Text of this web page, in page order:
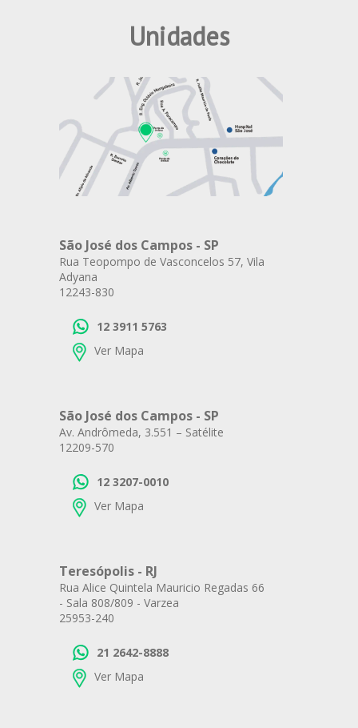
Unidades
São José dos Campos - SP
Rua Teopompo de Vasconcelos 57, Vila
Adyana
12243-830
12 3911 5763
Ver Mapa
São José dos Campos - SP
Av. Andrômeda, 3.551 – Satélite
12209-570
12 3207-0010
Ver Mapa
Teresópolis - RJ
Rua Alice Quintela Mauricio Regadas 66
- Sala 808/809 - Varzea
25953-240
21 2642-8888
Ver Mapa